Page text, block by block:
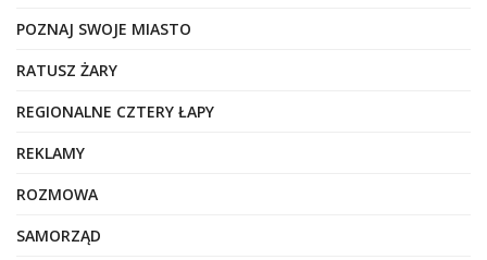
POZNAJ SWOJE MIASTO
RATUSZ ŻARY
REGIONALNE CZTERY ŁAPY
REKLAMY
ROZMOWA
SAMORZĄD